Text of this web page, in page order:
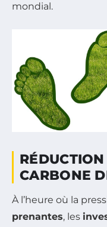
mondial.
CARBONE
À l’heure où la
prenantes, les